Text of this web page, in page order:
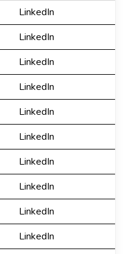
LinkedIn
LinkedIn
LinkedIn
LinkedIn
LinkedIn
LinkedIn
LinkedIn
LinkedIn
LinkedIn
LinkedIn